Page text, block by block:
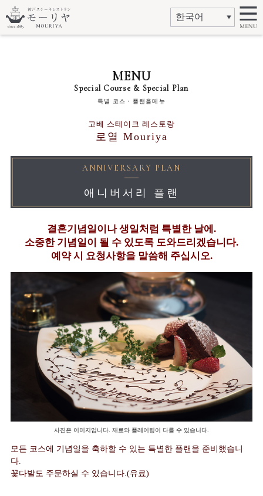
MENU
Special Course & Special Plan
특별 코스・플랜을메뉴
고베 스테이크 레스토랑
로열 Mouriya
ANNIVERSARY PLAN
애니버서리 플랜
결혼기념일이나 생일처럼 특별한 날에.
소중한 기념일이 될 수 있도록 도와드리겠습니다.
예약 시 요청사항을 말씀해 주십시오.
사진은 이미지입니다. 재료와 플레이팅이 다를 수 있습니다.
모든 코스에 기념일을 축하할 수 있는 특별한 플랜을 준비했습니
다.
꽃다발도 주문하실 수 있습니다.(유료)